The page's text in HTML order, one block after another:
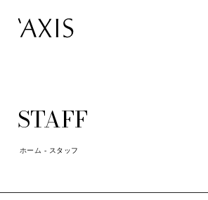
STAFF
ホーム - スタッフ